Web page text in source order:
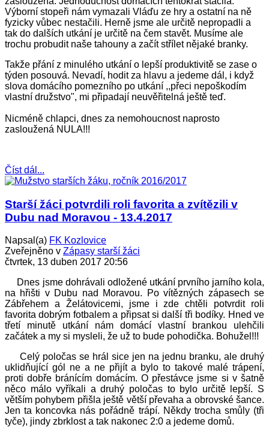
Výborní stopeři nám vymazali Vláďu ze hry a ostatní na ně
fyzicky vůbec nestačili. Herně jsme ale určitě nepropadli a
tak do dalších utkání je určitě na čem stavět. Musíme ale
trochu probudit naše tahouny a začít střílet nějaké branky.
Takže přání z minulého utkání o lepší produktivitě se zase o
týden posouvá. Nevadí, hodit za hlavu a jedeme dál, i když
slova domácího pomezního po utkání ,,přeci nepoškodím
vlastní družstvo", mi připadají neuvěřitelná ještě teď.
Nicméně chlapci, dnes za nemohoucnost naprosto
zasloužená NULA!!!
Číst dál...
Starší žáci potvrdili roli favorita a zvítězili v
Dubu nad Moravou - 13.4.2017
Napsal(a) FK Kozlovice
Zveřejněno v Zápasy starší žáci
čtvrtek, 13 duben 2017 20:56
Dnes jsme dohrávali odložené utkání prvního jarního kola,
na hřišti v Dubu nad Moravou. Po vítězných zápasech se
Zábřehem a Želátovicemi, jsme i zde chtěli potvrdit roli
favorita dobrým fotbalem a připsat si další tři bodíky. Hned ve
třetí minutě utkání nám domácí vlastní brankou ulehčili
začátek a my si mysleli, že už to bude pohodička. Bohužel!!!
Celý poločas se hrál sice jen na jednu branku, ale druhý
uklidňující gól ne a ne přijít a bylo to takové malé trápení,
proti dobře bránícím domácím. O přestávce jsme si v šatně
něco málo vyříkali a druhý poločas to bylo určitě lepší. S
větším pohybem přišla ještě větší převaha a obrovské šance.
Jen ta koncovka nás pořádně trápí. Někdy trocha smůly (tři
tyče), jindy zbrklost a tak nakonec 2:0 a jedeme domů.